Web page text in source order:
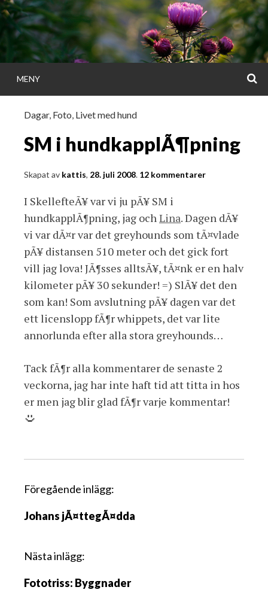
Gå
direkt
till
innehållet
i ord & bild
MENY
Dagar, Foto, Livet med hund
SM i hundkapplÃ¶pning
Skapat av kattis, 28. juli 2008. 12 kommentarer
I SkellefteÃ¥ var vi ju pÃ¥ SM i
hundkapplÃ¶pning, jag ochLina. Dagen dÃ¥
vi var dÃ¤r var det greyhounds som tÃ¤vlade
pÃ¥ distansen 510 meter och det gick fort
vill jag lova! JÃ¶sses alltsÃ¥, tÃ¤nk er en halv
kilometer pÃ¥ 30 sekunder! =) SlÃ¥ det den
som kan! Som avslutning pÃ¥ dagen var det
ett licenslopp fÃ¶r whippets, det var lite
annorlunda efter alla stora greyhounds…
Tack fÃ¶r alla kommentarer de senaste 2
veckorna, jag har inte haft tid att titta in hos
er men jag blir glad fÃ¶r varje kommentar!
I
l
g
s
Föregående inlägg:
Johans jÃ¤ttegÃ¤dda
Nästa inlägg:
Fototriss: Byggnader